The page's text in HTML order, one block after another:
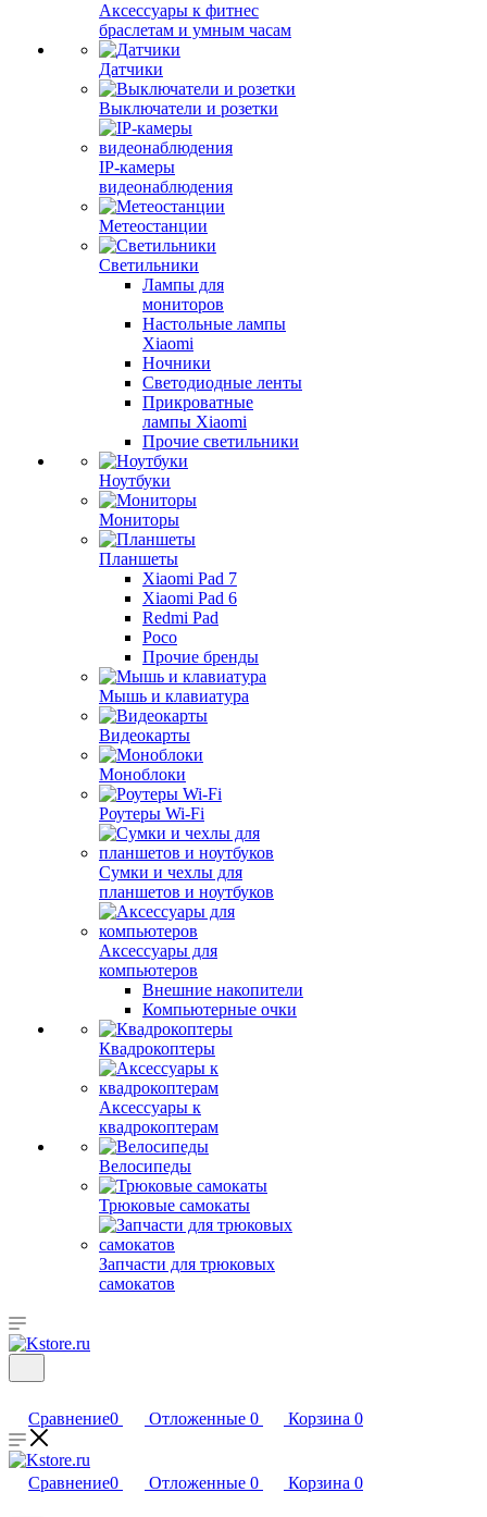
Аксессуары к фитнес
браслетам и умным часам
Датчики
Выключатели и розетки
IP-камеры
видеонаблюдения
Метеостанции
Светильники
Лампы для
мониторов
Настольные лампы
Xiaomi
Ночники
Светодиодные ленты
Прикроватные
лампы Xiaomi
Прочие светильники
Ноутбуки
Мониторы
Планшеты
Xiaomi Pad 7
Xiaomi Pad 6
Redmi Pad
Poco
Прочие бренды
Мышь и клавиатура
Видеокарты
Моноблоки
Роутеры Wi-Fi
Сумки и чехлы для
планшетов и ноутбуков
Аксессуары для
компьютеров
Внешние накопители
Компьютерные очки
Квадрокоптеры
Аксессуары к
квадрокоптерам
Велосипеды
Трюковые самокаты
Запчасти для трюковых
самокатов
Сравнение0 Отложенные 0 Корзина 0
Сравнение0 Отложенные 0 Корзина 0